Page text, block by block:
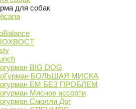
для собак
BIG DOG
БОЛЬШАЯ МИСКА
ЕМ БЕЗ ПРОБЛЕМ
Мясное ассорти
Смолли Дог